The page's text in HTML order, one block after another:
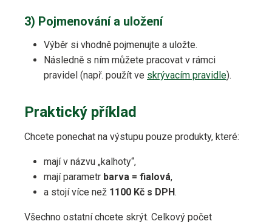
3) Pojmenování a uložení
Výběr si vhodně pojmenujte a uložte.
Následně s ním můžete pracovat v rámci
pravidel (např. použít ve skrývacím pravidle).
Praktický příklad
Chcete ponechat na výstupu pouze produkty, které:
mají v názvu „kalhoty“,
mají parametr barva = fialová,
a stojí více než 1100 Kč s DPH.
Všechno ostatní chcete skrýt. Celkový počet